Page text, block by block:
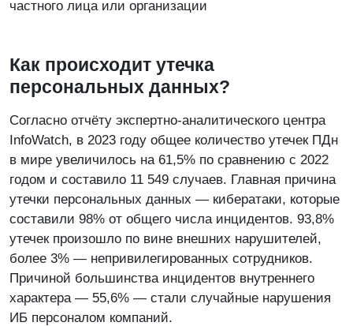
частного лица или организации
Как происходит утечка
персональных данных?
Согласно отчёту экспертно-аналитического центра
InfoWatch, в 2023 году общее количество утечек ПДн
в мире увеличилось на 61,5% по сравнению с 2022
годом и составило 11 549 случаев. Главная причина
утечки персональных данных — кибератаки, которые
составили 98% от общего числа инцидентов. 93,8%
утечек произошло по вине внешних нарушителей,
более 3% — непривилегированных сотрудников.
Причиной большинства инцидентов внутреннего
характера — 55,6% — стали случайные нарушения
ИБ персоналом компаний.